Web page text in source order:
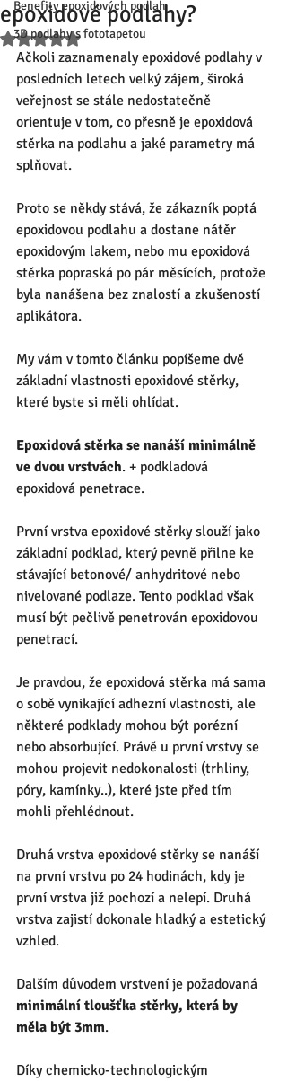
Benefity epoxidových podlah
3D podlahy s fototapetou
epoxidové podlahy?
Hodnoceno NaN z 5 hvězdiček.
Ačkoli zaznamenaly epoxidové podlahy v
posledních letech velký zájem, široká
veřejnost se stále nedostatečně
orientuje v tom, co přesně je epoxidová
stěrka na podlahu a jaké parametry má
splňovat.
Proto se někdy stává, že zákazník poptá
epoxidovou podlahu a dostane nátěr
epoxidovým lakem, nebo mu epoxidová
stěrka popraská po pár měsících, protože
byla nanášena bez znalostí a zkušeností
aplikátora.
My vám v tomto článku popíšeme dvě
základní vlastnosti epoxidové stěrky,
které byste si měli ohlídat.
Epoxidová stěrka se nanáší minimálně
ve dvou vrstvách. + podkladová
epoxidová penetrace.
První vrstva epoxidové stěrky slouží jako
základní podklad, který pevně přilne ke
stávající betonové/ anhydritové nebo
nivelované podlaze. Tento podklad však
musí být pečlivě penetrován epoxidovou
penetrací.
Je pravdou, že epoxidová stěrka má sama
o sobě vynikající adhezní vlastnosti, ale
některé podklady mohou být porézní
nebo absorbující. Právě u první vrstvy se
mohou projevit nedokonalosti (trhliny,
póry, kamínky..), které jste před tím
mohli přehlédnout.
Druhá vrstva epoxidové stěrky se nanáší
na první vrstvu po 24 hodinách, kdy je
první vrstva již pochozí a nelepí. Druhá
vrstva zajistí dokonale hladký a estetický
vzhled.
Dalším důvodem vrstvení je požadovaná
minimální tloušťka stěrky, která by
měla být 3mm.
Díky chemicko-technologickým